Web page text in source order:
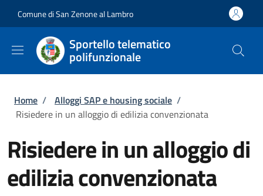
Comune di San Zenone al Lambro
Sportello telematico
polifunzionale
Briciole di pane
Home / Alloggi SAP e housing sociale /
Risiedere in un alloggio di edilizia convenzionata
Risiedere in un alloggio di
edilizia convenzionata